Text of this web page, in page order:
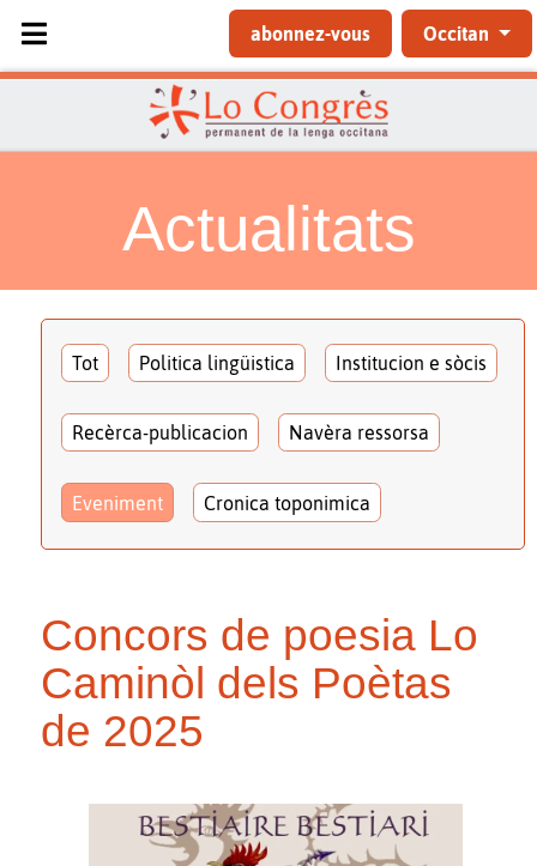
Sélectionnez votre langue
abonnez-vous Occitan
Actualitats
Tot Politica lingüistica Institucion e sòcis
Recèrca-publicacion Navèra ressorsa
Eveniment Cronica toponimica
Concors de poesia Lo
Caminòl dels Poètas
de 2025